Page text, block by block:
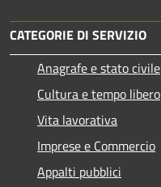
CATEGORIE DI SERVIZIO
Anagrafe e stato civile
Cultura e tempo libero
Vita lavorativa
Imprese e Commercio
Appalti pubblici